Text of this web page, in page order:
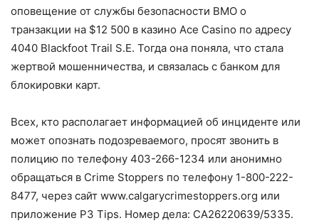
оповещение от службы безопасности BMO о
транзакции на $12 500 в казино Ace Casino по адресу
4040 Blackfoot Trail S.E. Тогда она поняла, что стала
жертвой мошенничества, и связалась с банком для
блокировки карт.
Всех, кто располагает информацией об инциденте или
может опознать подозреваемого, просят звонить в
полицию по телефону 403-266-1234 или анонимно
обращаться в Crime Stoppers по телефону 1-800-222-
8477, через сайт www.calgarycrimestoppers.org или
приложение P3 Tips. Номер дела: CA26220639/5335.